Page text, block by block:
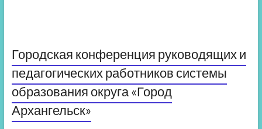
Городская конференция руководящих и
педагогических работников системы
образования округа «Город
Архангельск»